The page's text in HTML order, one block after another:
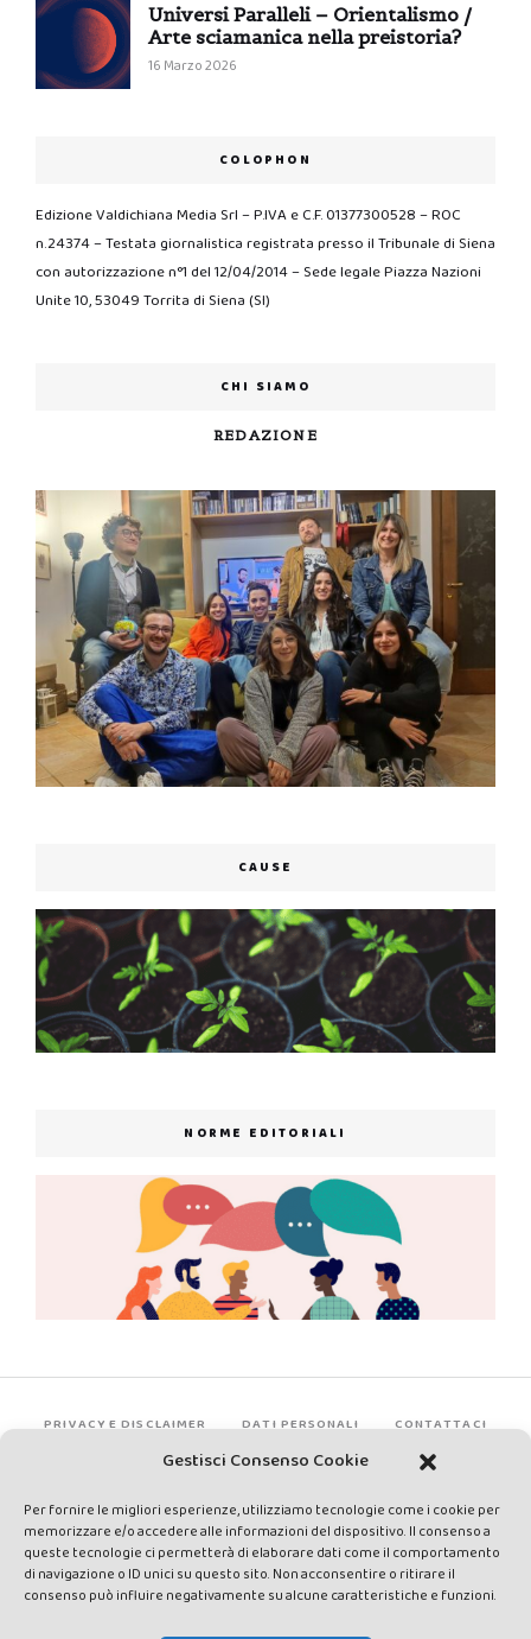
Gestisci Consenso Cookie
Per fornire le migliori esperienze, utilizziamo tecnologie come i cookie per
memorizzare e/o accedere alle informazioni del dispositivo. Il consenso a
queste tecnologie ci permetterà di elaborare dati come il comportamento
di navigazione o ID unici su questo sito. Non acconsentire o ritirare il
consenso può influire negativamente su alcune caratteristiche e funzioni.
Universi Paralleli – Orientalismo /
Arte sciamanica nella preistoria?
16 Marzo 2026
COLOPHON
Edizione Valdichiana Media Srl – P.IVA e C.F. 01377300528 – ROC
n.24374 – Testata giornalistica registrata presso il Tribunale di Siena
con autorizzazione n°1 del 12/04/2014 – Sede legale Piazza Nazioni
Unite 10, 53049 Torrita di Siena (SI)
CHI SIAMO
REDAZIONE
CAUSE
NORME EDITORIALI
PRIVACY E DISCLAIMER DATI PERSONALI CONTATTACI